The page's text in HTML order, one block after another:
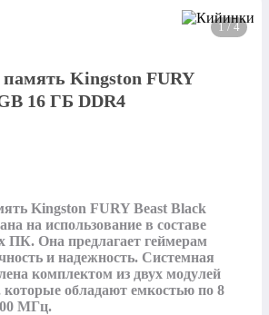
1 / 4
Kingston FURY
16 ГБ DDR4
Kingston FURY Beast Black
на использование в составе
Она предлагает геймерам
и надежность. Системная
комплектом из двух модулей
которые обладают емкостью по 8
МГц.